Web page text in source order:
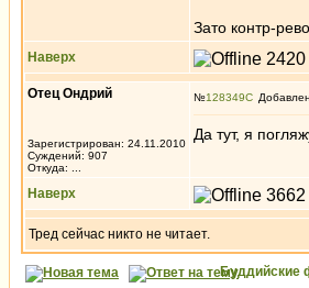
Зато контр-
Наверх
Отец Ондрий
Зарегистрирован: 24.11.2010
Суждений: 907
Откуда: ...
№128349
Да тут, я
Наверх
Тред сейчас никто не читает.
Буддийские